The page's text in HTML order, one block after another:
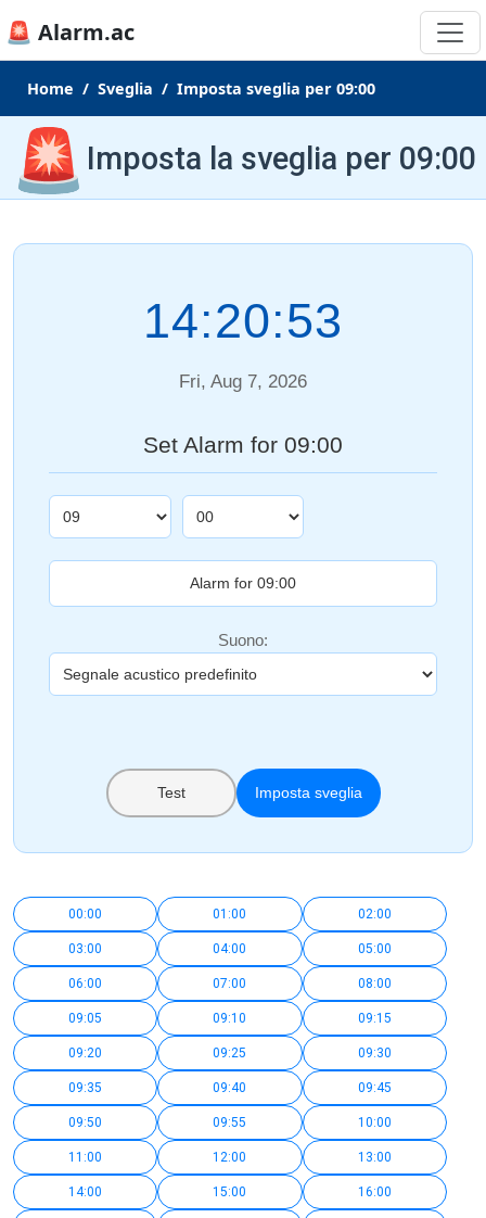
🚨 Alarm.ac
Home Sveglia Imposta sveglia per 09:00
🚨 Imposta la sveglia per 09:00
14:20:53
Fri, Aug 7, 2026
Set Alarm for 09:00
Suono:
Test Imposta sveglia
00:00 01:00 02:00
03:00 04:00 05:00
06:00 07:00 08:00
09:05 09:10 09:15
09:20 09:25 09:30
09:35 09:40 09:45
09:50 09:55 10:00
11:00 12:00 13:00
14:00 15:00 16:00